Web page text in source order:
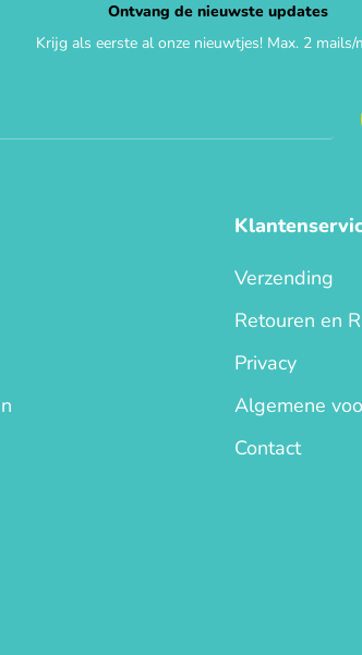
Ontvang de nieuwste updates
Krijg als eerste al onze nieuwtjes! Max. 2 mails/
Verzending
Retouren en
Privacy
Algemene
Contact